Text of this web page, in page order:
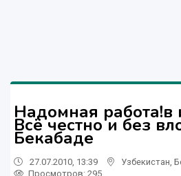
Надомная работа!в
Всё честно и без
Бекабаде
27.07.2010, 13:39 Узбекистан
Просмотров: 295